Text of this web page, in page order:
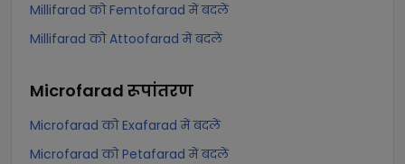
Millifarad को Femtofarad में बदलें
Millifarad को Attoofarad में बदलें
Microfarad रूपांतरण
Microfarad को Exafarad में बदलें
Microfarad को Petafarad में बदलें